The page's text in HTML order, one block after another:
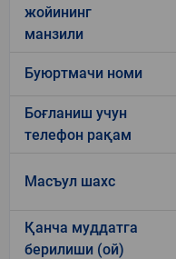
жойининг
манзили
Буюртмачи номи
Боғланиш учун
телефон рақам
Масъул шахс
Қанча муддатга
берилиши (ой)